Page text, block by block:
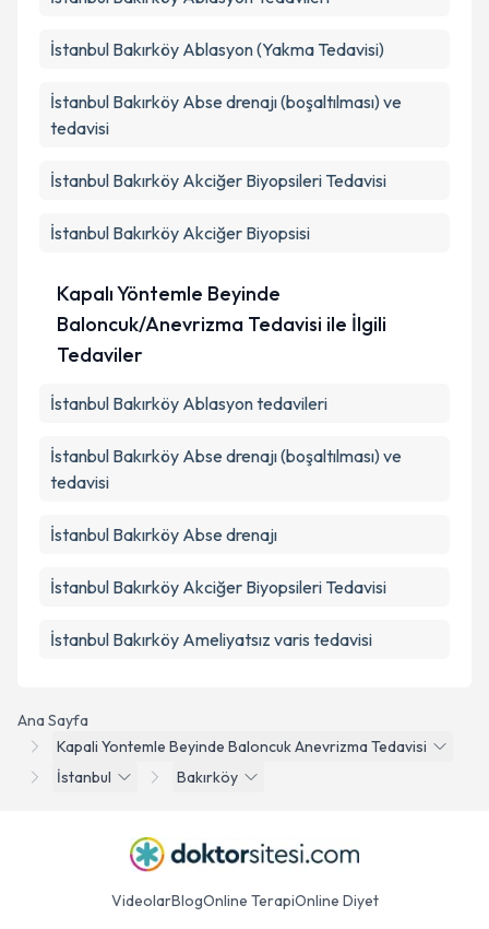
Ana Sayfa
Kapali Yontemle Beyinde Baloncuk Anevrizma Tedavisi
İstanbul
Bakırköy
İstanbul Bakırköy Ablasyon (Yakma Tedavisi)
İstanbul Bakırköy Abse drenajı (boşaltılması) ve
tedavisi
İstanbul Bakırköy Akciğer Biyopsileri Tedavisi
İstanbul Bakırköy Akciğer Biyopsisi
Kapalı Yöntemle Beyinde
Baloncuk/Anevrizma Tedavisi ile İlgili
Tedaviler
İstanbul Bakırköy Ablasyon tedavileri
İstanbul Bakırköy Abse drenajı (boşaltılması) ve
tedavisi
İstanbul Bakırköy Abse drenajı
İstanbul Bakırköy Akciğer Biyopsileri Tedavisi
İstanbul Bakırköy Ameliyatsız varis tedavisi
VideolarBlogOnline TerapiOnline Diyet